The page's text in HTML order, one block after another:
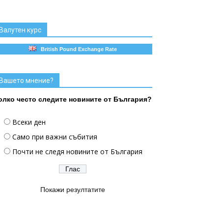
курс
British Pound Exchange Rate
мнение?
често следите новините от България?
Всеки ден
Само при важни събития
Почти не следя новините от България
Покажи резултатите